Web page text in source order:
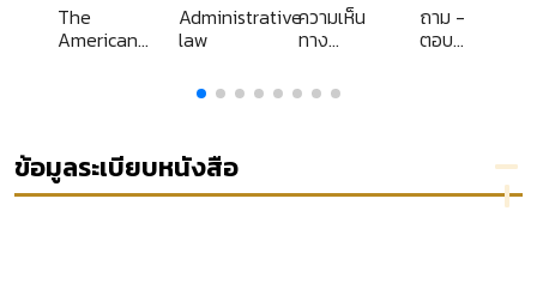
The
American
Administrative
law
ความเห็น
ทาง
ของคณะ
กรรมการ
พระราช
ถาม -
ตอบ
ข้อมูลระเบียบหนังสือ